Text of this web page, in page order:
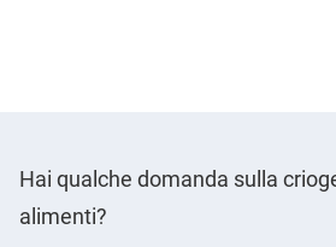
Hai qualche domanda sulla
alimenti?